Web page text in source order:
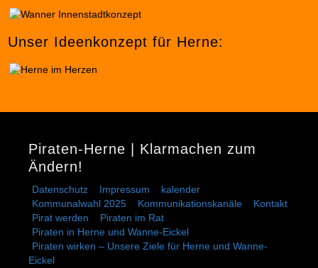
Unser Ideenkonzept für Herne:
Piraten-Herne | Klarmachen zum
Ändern!
Datenschutz Impressum
kalender
Kommunalwahl 2025
Kommunikationskanäle
Kontakt
Pirat werden
Piraten im Rat
Piraten in Herne und Wanne-Eickel
Piraten wirken – Unsere Ziele für Herne und Wanne-
Eickel